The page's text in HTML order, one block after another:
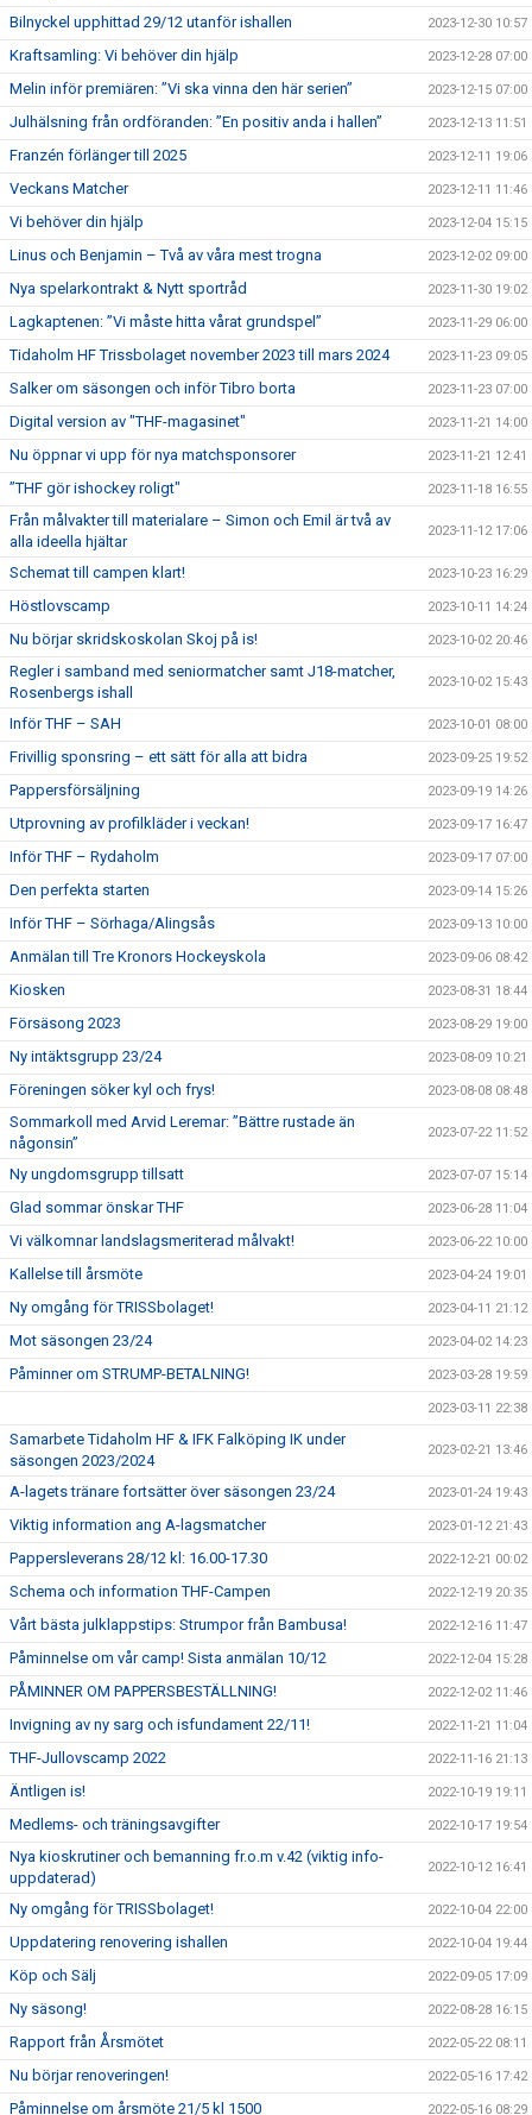
Bilnyckel upphittad 29/12 utanför ishallen 2023-12-30 10:57
Kraftsamling: Vi behöver din hjälp 2023-12-28 07:00
Melin inför premiären: ”Vi ska vinna den här serien” 2023-12-15 07:00
Julhälsning från ordföranden: ”En positiv anda i hallen” 2023-12-13 11:51
Franzén förlänger till 2025 2023-12-11 19:06
Veckans Matcher 2023-12-11 11:46
Vi behöver din hjälp 2023-12-04 15:15
Linus och Benjamin – Två av våra mest trogna 2023-12-02 09:00
Nya spelarkontrakt & Nytt sportråd 2023-11-30 19:02
Lagkaptenen: ”Vi måste hitta vårat grundspel” 2023-11-29 06:00
Tidaholm HF Trissbolaget november 2023 till mars 2024 2023-11-23 09:05
Salker om säsongen och inför Tibro borta 2023-11-23 07:00
Digital version av "THF-magasinet" 2023-11-21 14:00
Nu öppnar vi upp för nya matchsponsorer 2023-11-21 12:41
”THF gör ishockey roligt" 2023-11-18 16:55
Från målvakter till materialare – Simon och Emil är två av
alla ideella hjältar
2023-11-12 17:06
Schemat till campen klart! 2023-10-23 16:29
Höstlovscamp 2023-10-11 14:24
Nu börjar skridskoskolan Skoj på is! 2023-10-02 20:46
Regler i samband med seniormatcher samt J18-matcher,
Rosenbergs ishall
2023-10-02 15:43
Inför THF – SAH 2023-10-01 08:00
Frivillig sponsring – ett sätt för alla att bidra 2023-09-25 19:52
Pappersförsäljning 2023-09-19 14:26
Utprovning av profilkläder i veckan! 2023-09-17 16:47
Inför THF – Rydaholm 2023-09-17 07:00
Den perfekta starten 2023-09-14 15:26
Inför THF – Sörhaga/Alingsås 2023-09-13 10:00
Anmälan till Tre Kronors Hockeyskola 2023-09-06 08:42
Kiosken 2023-08-31 18:44
Försäsong 2023 2023-08-29 19:00
Ny intäktsgrupp 23/24 2023-08-09 10:21
Föreningen söker kyl och frys! 2023-08-08 08:48
Sommarkoll med Arvid Leremar: ”Bättre rustade än
någonsin”
2023-07-22 11:52
Ny ungdomsgrupp tillsatt 2023-07-07 15:14
Glad sommar önskar THF 2023-06-28 11:04
Vi välkomnar landslagsmeriterad målvakt! 2023-06-22 10:00
Kallelse till årsmöte 2023-04-24 19:01
Ny omgång för TRISSbolaget! 2023-04-11 21:12
Mot säsongen 23/24 2023-04-02 14:23
Påminner om STRUMP-BETALNING! 2023-03-28 19:59
2023-03-11 22:38
Samarbete Tidaholm HF & IFK Falköping IK under
säsongen 2023/2024
2023-02-21 13:46
A-lagets tränare fortsätter över säsongen 23/24 2023-01-24 19:43
Viktig information ang A-lagsmatcher 2023-01-12 21:43
Pappersleverans 28/12 kl: 16.00-17.30 2022-12-21 00:02
Schema och information THF-Campen 2022-12-19 20:35
Vårt bästa julklappstips: Strumpor från Bambusa! 2022-12-16 11:47
Påminnelse om vår camp! Sista anmälan 10/12 2022-12-04 15:28
PÅMINNER OM PAPPERSBESTÄLLNING! 2022-12-02 11:46
Invigning av ny sarg och isfundament 22/11! 2022-11-21 11:04
THF-Jullovscamp 2022 2022-11-16 21:13
Äntligen is! 2022-10-19 19:11
Medlems- och träningsavgifter 2022-10-17 19:54
Nya kioskrutiner och bemanning fr.o.m v.42 (viktig info-
uppdaterad)
2022-10-12 16:41
Ny omgång för TRISSbolaget! 2022-10-04 22:00
Uppdatering renovering ishallen 2022-10-04 19:44
Köp och Sälj 2022-09-05 17:09
Ny säsong! 2022-08-28 16:15
Rapport från Årsmötet 2022-05-22 08:11
Nu börjar renoveringen! 2022-05-16 17:42
Påminnelse om årsmöte 21/5 kl 1500 2022-05-16 08:29